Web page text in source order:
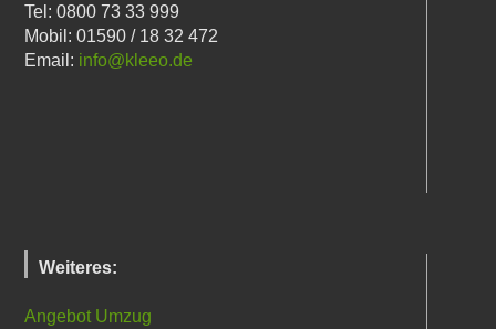
Tel: 0800 73 33 999
Mobil: 01590 / 18 32 472
Email: info@kleeo.de
Weiteres:
Angebot Umzug